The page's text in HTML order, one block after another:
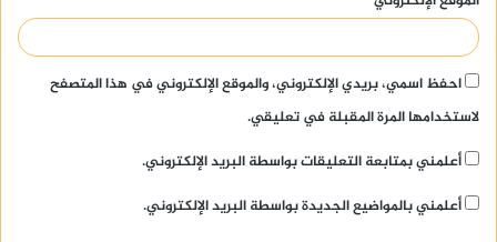
احفظ اسمي، بريدي الإلكتروني، والموقع الإلكتروني في هذا المتصفح
لاستخدامها المرة المقبلة في تعليقي.
أعلمني بمتابعة التعليقات بواسطة البريد الإلكتروني.
أعلمني بالمواضيع الجديدة بواسطة البريد الإلكتروني.